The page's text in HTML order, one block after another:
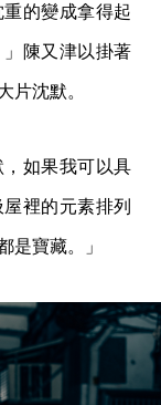
的變成拿得起
陳又津以掛著
片沈默。
，如果我可以具
裡的元素排列
是寶藏。」